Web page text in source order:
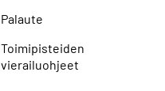
Palaute
Toimipisteiden
vierailuohjeet